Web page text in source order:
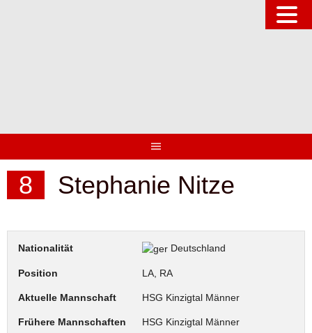
8 Stephanie Nitze
Nationalität Deutschland
Position LA, RA
Aktuelle Mannschaft HSG Kinzigtal Männer
Frühere Mannschaften HSG Kinzigtal Männer